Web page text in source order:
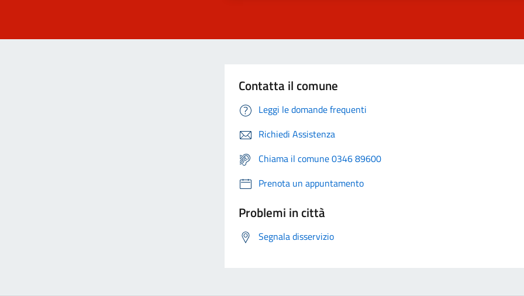
Contatta il comune
Leggi le domande frequenti
Richiedi Assistenza
Chiama il comune 0346 89600
Prenota un appuntamento
Problemi in città
Segnala disservizio